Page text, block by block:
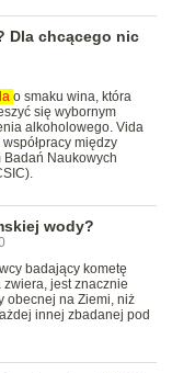
Dla chcącego nic
o smaku wina, która
się wybornym
alkoholowego. Vida
między
Naukowych
wody?
badający kometę
zwiera, jest znacznie
obecnej na Ziemi, niż
innej zbadanej pod